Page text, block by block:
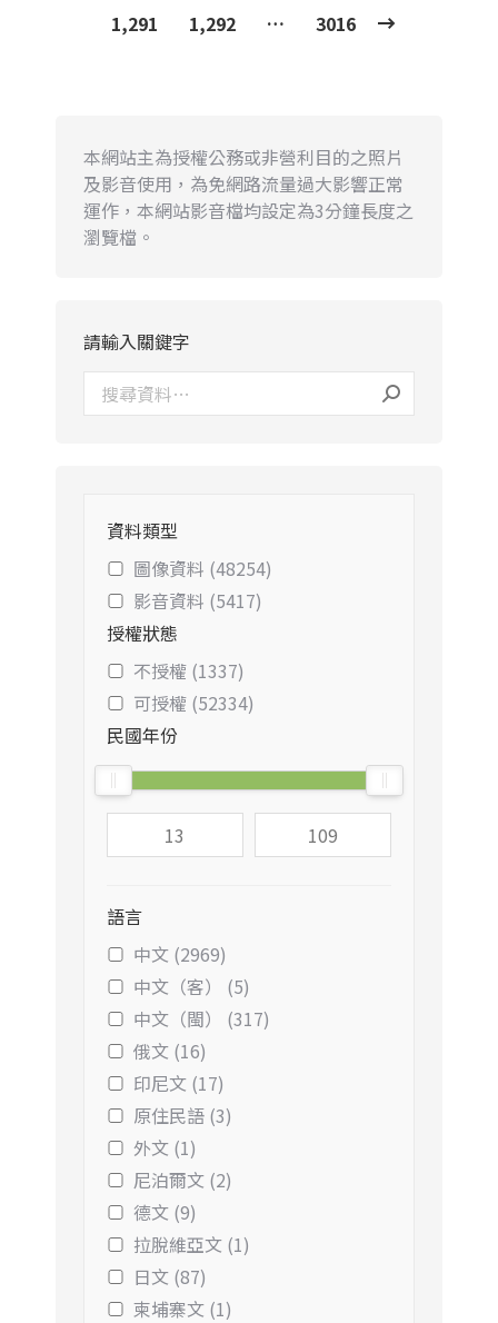
1,291
1,292 … 3016
本網站主為授權公務或非營利目的之照片
及影音使用，為免網路流量過大影響正常
運作，本網站影音檔均設定為3分鐘長度之
瀏覽檔。
請輸入關鍵字
資料類型
圖像資料 (48254)
影音資料 (5417)
授權狀態
不授權 (1337)
可授權 (52334)
民國年份
語言
中文 (2969)
中文（客） (5)
中文（閩） (317)
俄文 (16)
印尼文 (17)
原住民語 (3)
外文 (1)
尼泊爾文 (2)
德文 (9)
拉脫維亞文 (1)
日文 (87)
柬埔寨文 (1)